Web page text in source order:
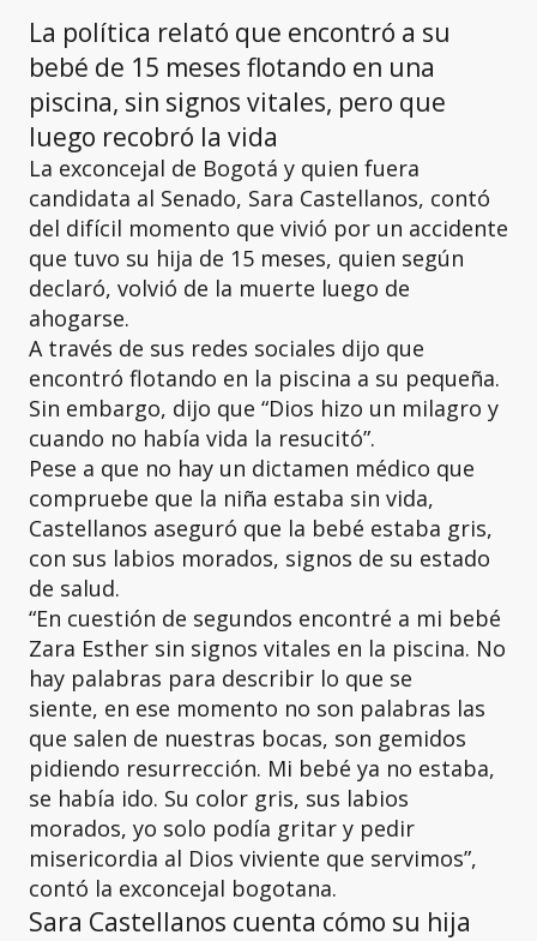
La política relató que encontró a su
bebé de 15 meses flotando en una
piscina, sin signos vitales, pero que
luego recobró la vida
La exconcejal de Bogotá y quien fuera
candidata al Senado, Sara Castellanos, contó
del difícil momento que vivió por un accidente
que tuvo su hija de 15 meses, quien según
declaró, volvió de la muerte luego de
ahogarse.
A través de sus redes sociales dijo que
encontró flotando en la piscina a su pequeña.
Sin embargo, dijo que “Dios hizo un milagro y
cuando no había vida la resucitó”.
Pese a que no hay un dictamen médico que
compruebe que la niña estaba sin vida,
Castellanos aseguró que la bebé estaba gris,
con sus labios morados, signos de su estado
de salud.
“En cuestión de segundos encontré a mi bebé
Zara Esther sin signos vitales en la piscina. No
hay palabras para describir lo que se
siente, en ese momento no son palabras las
que salen de nuestras bocas, son gemidos
pidiendo resurrección. Mi bebé ya no estaba,
se había ido. Su color gris, sus labios
morados, yo solo podía gritar y pedir
misericordia al Dios viviente que servimos”,
contó la exconcejal bogotana.
Sara Castellanos cuenta cómo su hija